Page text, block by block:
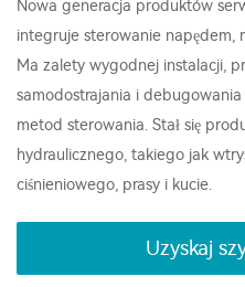
Nowa generacja produktów
integruje sterowanie napędem,
Ma zalety wygodnej instalacji,
samodostrajania i
metod sterowania. Stał się
hydraulicznego, takiego jak
ciśnieniowego, prasy i kucie.
Uzyskaj